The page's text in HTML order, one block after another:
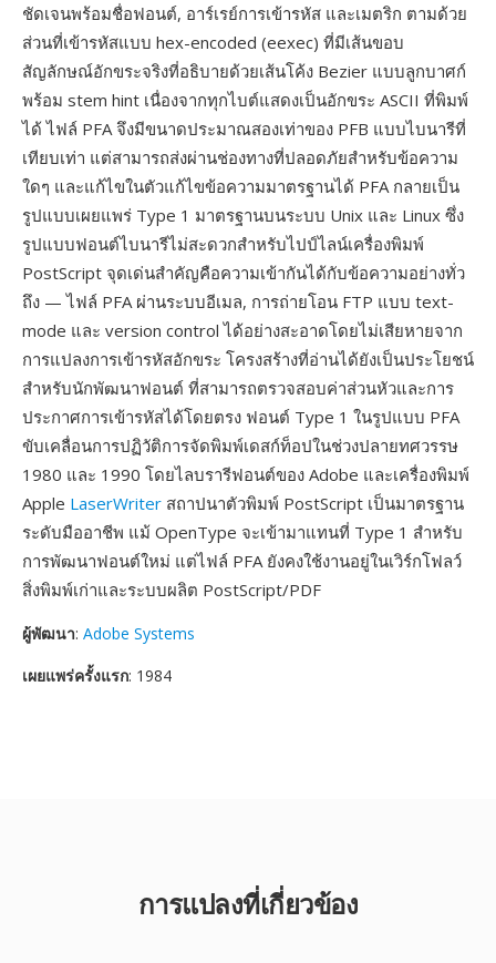
ชัดเจนพร้อมชื่อฟอนต์, อาร์เรย์การเข้ารหัส และเมตริก ตามด้วย
ส่วนที่เข้ารหัสแบบ hex-encoded (eexec) ที่มีเส้นขอบ
สัญลักษณ์อักขระจริงที่อธิบายด้วยเส้นโค้ง Bezier แบบลูกบาศก์
พร้อม stem hint เนื่องจากทุกไบต์แสดงเป็นอักขระ ASCII ที่พิมพ์
ได้ ไฟล์ PFA จึงมีขนาดประมาณสองเท่าของ PFB แบบไบนารีที่
เทียบเท่า แต่สามารถส่งผ่านช่องทางที่ปลอดภัยสำหรับข้อความ
ใดๆ และแก้ไขในตัวแก้ไขข้อความมาตรฐานได้ PFA กลายเป็น
รูปแบบเผยแพร่ Type 1 มาตรฐานบนระบบ Unix และ Linux ซึ่ง
รูปแบบฟอนต์ไบนารีไม่สะดวกสำหรับไปป์ไลน์เครื่องพิมพ์
PostScript จุดเด่นสำคัญคือความเข้ากันได้กับข้อความอย่างทั่ว
ถึง — ไฟล์ PFA ผ่านระบบอีเมล, การถ่ายโอน FTP แบบ text-
mode และ version control ได้อย่างสะอาดโดยไม่เสียหายจาก
การแปลงการเข้ารหัสอักขระ โครงสร้างที่อ่านได้ยังเป็นประโยชน์
สำหรับนักพัฒนาฟอนต์ ที่สามารถตรวจสอบค่าส่วนหัวและการ
ประกาศการเข้ารหัสได้โดยตรง ฟอนต์ Type 1 ในรูปแบบ PFA
ขับเคลื่อนการปฏิวัติการจัดพิมพ์เดสก์ท็อปในช่วงปลายทศวรรษ
1980 และ 1990 โดยไลบรารีฟอนต์ของ Adobe และเครื่องพิมพ์
Apple LaserWriter สถาปนาตัวพิมพ์ PostScript เป็นมาตรฐาน
ระดับมืออาชีพ แม้ OpenType จะเข้ามาแทนที่ Type 1 สำหรับ
การพัฒนาฟอนต์ใหม่ แต่ไฟล์ PFA ยังคงใช้งานอยู่ในเวิร์กโฟลว์
สิ่งพิมพ์เก่าและระบบผลิต PostScript/PDF
ผู้พัฒนา: Adobe Systems
เผยแพร่ครั้งแรก: 1984
การแปลงที่เกี่ยวข้อง